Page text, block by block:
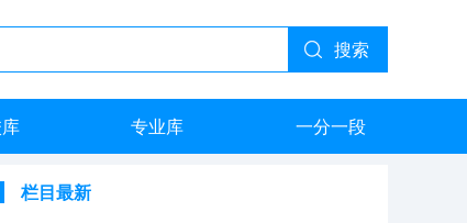
搜索
专业库 一分一段
栏目最新